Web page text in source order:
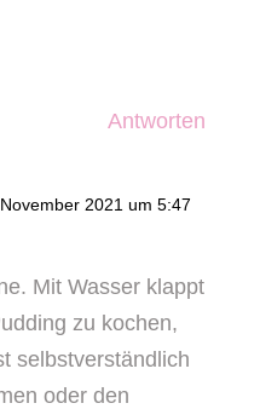
Antworten
2021 um 5:47
Mit Wasser klappt
zu kochen,
selbstverständlich
oder den